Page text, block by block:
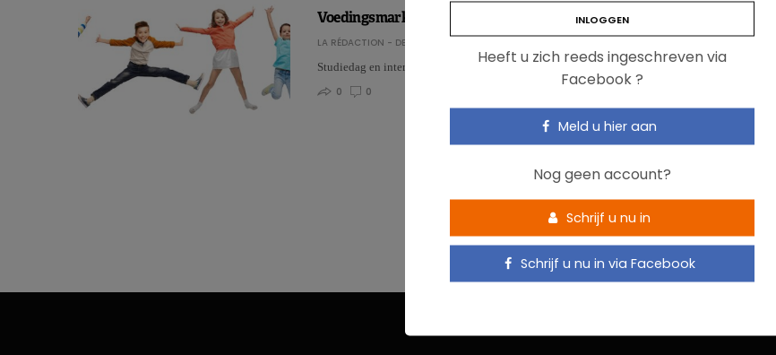
Voedingsmarketing en kinderen
LA RÉDACTION - DE REDACTIE
Studiedag en interactief debat…
0
0
Heeft u zich reeds ingeschreven via
Facebook ?
Meld u hier aan
Nog geen account?
Schrijf u nu in
Schrijf u nu in via Facebook